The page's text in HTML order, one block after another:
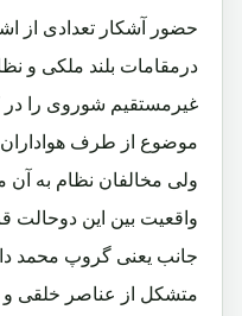
حضور آشکار تعدادی از
درمقامات بلند ملکی و
غیرمستقیم شوروی را در
موضوع از طرف
ولی مخالفان نظام به آن
واقعیت بین این دوحالت
جانب یعنی گروپ محمد
متشکل از عناصر خلقی